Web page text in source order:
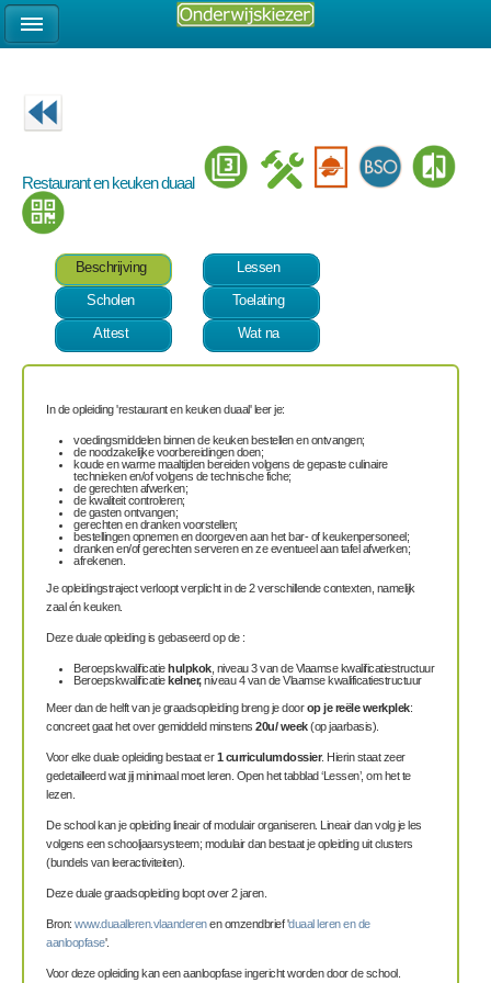
Restaurant en keuken duaal
Beschrijving
Lessen
Scholen
Toelating
Attest
Wat na
In de opleiding 'restaurant en keuken duaal' leer je:
voedingsmiddelen binnen de keuken bestellen en ontvangen;
de noodzakelijke voorbereidingen doen;
koude en warme maaltijden bereiden volgens de gepaste culinaire
technieken en/of volgens de technische fiche;
de gerechten afwerken;
de kwaliteit controleren;
de gasten ontvangen;
gerechten en dranken voorstellen;
bestellingen opnemen en doorgeven aan het bar- of keukenpersoneel;
dranken en/of gerechten serveren en ze eventueel aan tafel afwerken;
afrekenen.
Je opleidingstraject verloopt verplicht in de 2 verschillende contexten, namelijk
zaal én keuken.
Deze duale opleiding is gebaseerd op de :
Beroepskwalificatiehulpkok, niveau 3 van de Vlaamse kwalificatiestructuur
Beroepskwalificatiekelner,niveau 4 van de Vlaamse kwalificatiestructuur
Meer dan de helft van je graadsopleiding breng je doorop je reële werkplek:
concreet gaat het over gemiddeld minstens 20u/ week(op jaarbasis).
Voor elke duale opleiding bestaat er1 curriculumdossier. Hierin staat zeer
gedetailleerd wat jij minimaal moet leren. Open het tabblad ‘Lessen’, om het te
lezen.
De school kan je opleiding lineair of modulair organiseren. Lineair dan volg je les
volgens een schooljaarsysteem; modulair dan bestaat je opleiding uit clusters
(bundels van leeractiviteiten).
Deze duale graadsopleiding loopt over 2 jaren.
Bron: www.duaalleren.vlaanderenen omzendbrief 'duaal leren en de
aanloopfase'.
Voor deze opleiding kan een aanloopfase ingericht worden door de school.